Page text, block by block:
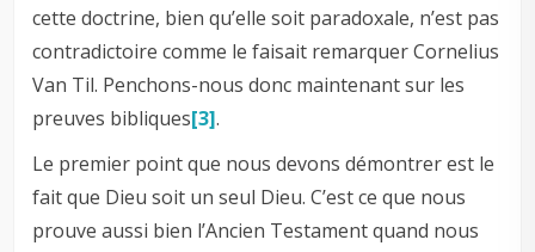
cette doctrine, bien qu’elle soit paradoxale, n’est pas
contradictoire comme le faisait remarquer Cornelius
Van Til. Penchons-nous donc maintenant sur les
preuves bibliques[3].
Le premier point que nous devons démontrer est le
fait que Dieu soit un seul Dieu. C’est ce que nous
prouve aussi bien l’Ancien Testament quand nous